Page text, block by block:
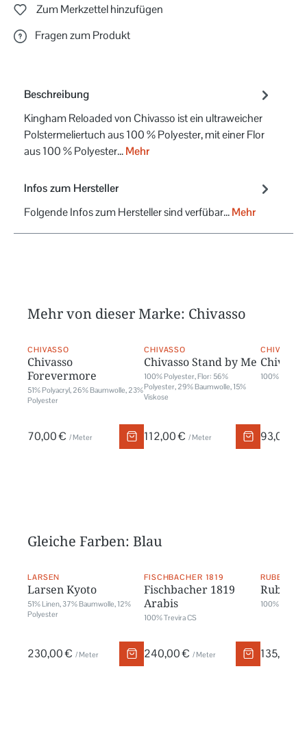
Zum Merkzettel hinzufügen
Fragen zum Produkt
Beschreibung
Kingham Reloaded von Chivasso ist ein ultraweicher
Polstermeliertuch aus 100 % Polyester, mit einer Flor
aus 100 % Polyester…Mehr
Infos zum Hersteller
Folgende Infos zum Hersteller sind verfübar...Mehr
Mehr von dieser Marke: Chivasso
CHIVASSO
Chivasso
Forevermore
51% Polyacryl, 26% Baumwolle, 23%
Polyester
70,00 € / Meter
CHIVASSO
Chivasso Stand by Me
100% Polyester, Flor: 56%
Polyester, 29% Baumwolle, 15%
Viskose
112,00 € / Meter
CHIVASSO
100%
93,00 €
Gleiche Farben: Blau
LARSEN
Larsen Kyoto
51% Linen, 37% Baumwolle, 12%
Polyester
230,00 € / Meter
FISCHBACHER 1819
Fischbacher 1819
Arabis
100% Trevira CS
240,00 € / Meter
RUBELLI
Rubelli
100%
135,00 €